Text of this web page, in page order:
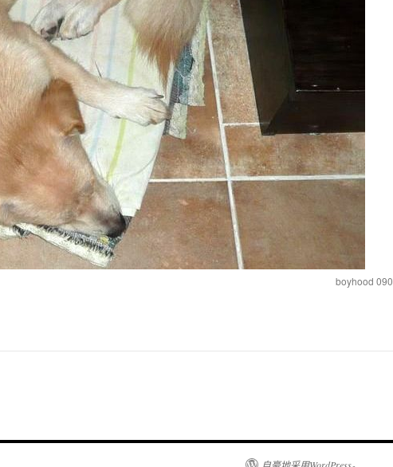
boyhood 090